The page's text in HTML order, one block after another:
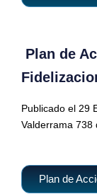
Plan de
Publicado el 29
Valderrama 738
Plan de